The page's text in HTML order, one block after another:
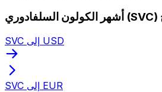
SVC إلى USD
SVC إلى EUR